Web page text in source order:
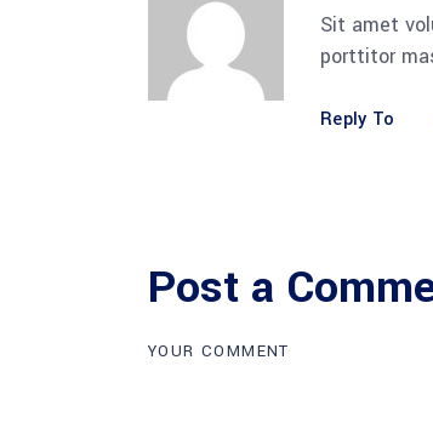
Sit amet
porttitor
Reply To
Post a